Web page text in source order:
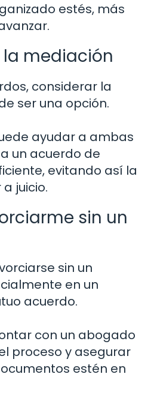
estés, más
mediación
considerar la
ser una opción.
ayudar a ambas
un acuerdo de
evitando así la
juicio.
sin un
sin un
en un
acuerdo.
con un abogado
proceso y asegurar
estén en